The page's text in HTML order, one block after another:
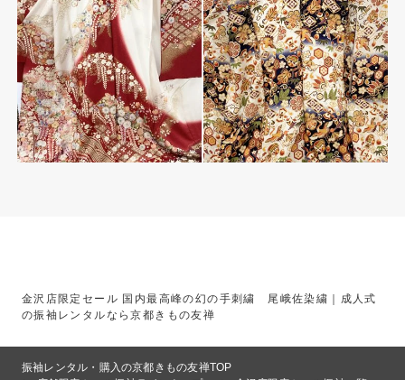
金沢店限定セール 国内最高峰の幻の手刺繍 尾峨佐染繍｜成人式
の振袖レンタルなら京都きもの友禅
振袖レンタル・購入の京都きもの友禅TOP